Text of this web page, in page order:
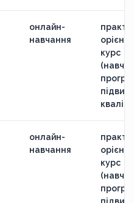
онлайн-
навчання
курс
онлайн-
навчання
курс